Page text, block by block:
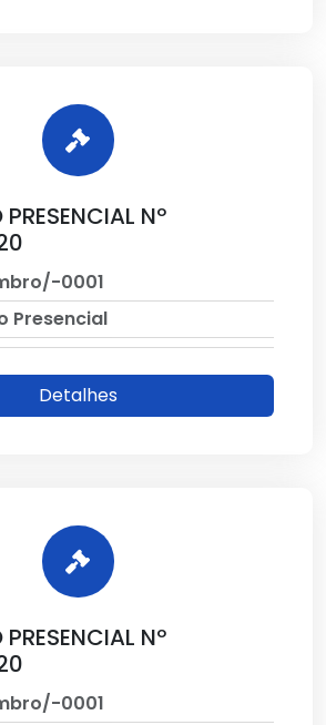
PRESENCIAL Nº
0001
Presencial
Detalhes
PRESENCIAL Nº
0001